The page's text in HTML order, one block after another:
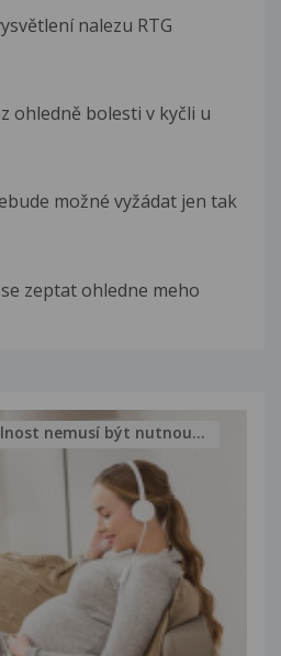
nalezu RTG
ohledně bolesti v kyčli u
možné vyžádat jen tak
zeptat ohledne meho
nemusí být nutnou...